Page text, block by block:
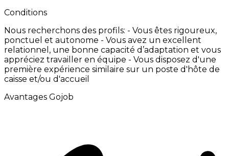
Conditions
Nous recherchons des profils: - Vous êtes rigoureux,
ponctuel et autonome - Vous avez un excellent
relationnel, une bonne capacité d’adaptation et vous
appréciez travailler en équipe - Vous disposez d'une
première expérience similaire sur un poste d'hôte de
caisse et/ou d'accueil
Avantages Gojob